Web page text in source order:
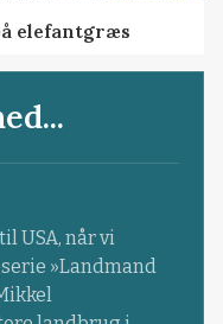
elefantgræs
USA, når vi
»Landmand